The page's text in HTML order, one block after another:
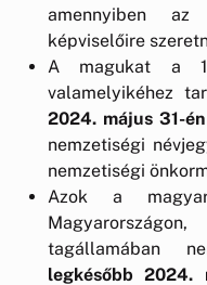
amennyiben az
képviselőire
A magukat a
valamelyikéhez
2024. május 31-én
nemzetiségi
nemzetiségi
Azok a
tagállamában
legkésőbb 2024.